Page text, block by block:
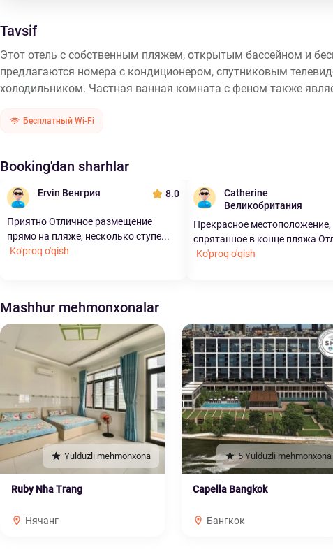
Tavsif
Этот отель с собственным пляжем, открытым бассейном и
предлагаются номера с кондиционером, спутниковым
холодильником. Частная ванная комната с феном также
Бесплатный Wi-Fi
Booking'dan sharhlar
Ervin Венгрия 8.0
Приятно Отличное размещение
прямо на пляже, несколько ступе...
Ko'proq o'qish
Catherine
Великобритания
Прекрасное местоположение,
спрятанное в конце пляжа
Ko'proq o'qish
Mashhur mehmonxonalar
Yulduzli mehmonxona
Ruby Nha Trang
Нячанг
5 Yulduzli mehmonxona
Capella Bangkok
Бангкок